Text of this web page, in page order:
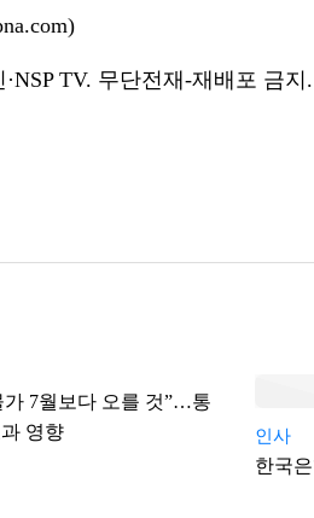
TV. 무단전재-재배포 금지.
가 7월보다 오를 것”…통
영향
인사
한국